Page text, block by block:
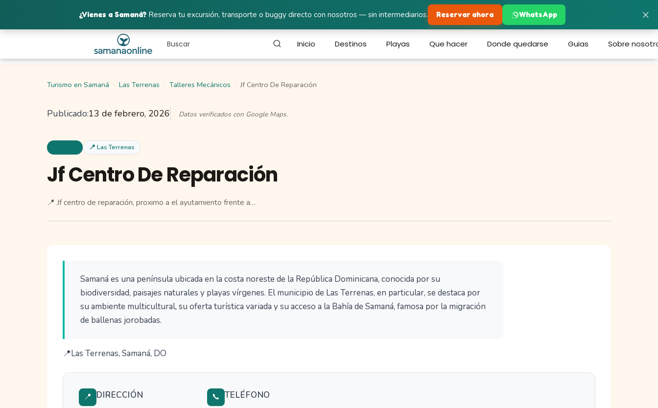
Inicio Destinos Playas Que hacer Donde quedarse Guias Sobre
Turismo en Samaná Las Terrenas Talleres Mecánicos Jf Centro De Reparación
Publicado:13 de febrero, 2026 Datos verificados con Google Maps.
📍 Las Terrenas
Jf Centro De Reparación
📍 Jf centro de reparación, proximo a el ayutamiento frente a…
Samaná es una península ubicada en la costa noreste de la República Dominicana, conocida por su
biodiversidad, paisajes naturales y playas vírgenes. El municipio de Las Terrenas, en particular, se destaca por
su ambiente multicultural, su oferta turística variada y su acceso a la Bahía de Samaná, famosa por la migración
de ballenas jorobadas.
Las Terrenas, Samaná, DO
📍 DIRECCIÓN
📞 TELÉFONO
×
¿Vienes a Samaná?Reserva tu excursión, transporte o buggy directo con nosotros — sin intermediarios. Reservar ahora WhatsApp